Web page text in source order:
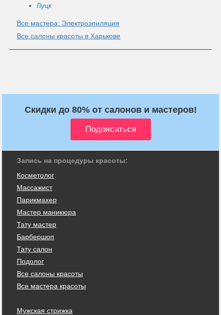
Луцк
Все мастера: Электроэпиляция
Все салоны красоты в Харькове
Скидки до 80% от салонов и мастеров!
Запись на процедуры красоты:
Косметолог
Массажист
Парикмахер
Мастер маникюра
Тату мастер
Барбершоп
Тату салон
Подолог
Все салоны красоты
Все мастера красоты
Мужская стрижка